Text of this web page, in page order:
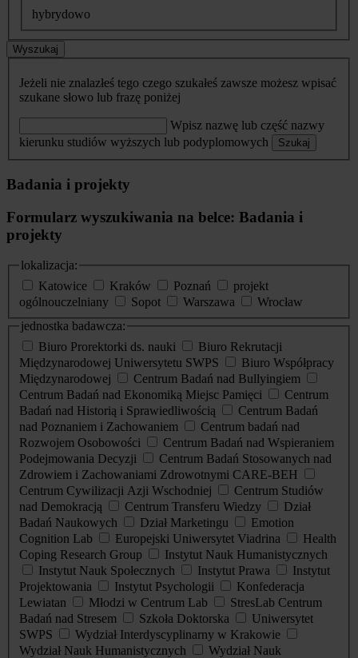
hybrydowo
Wyszukaj
Jeżeli nie znalazłeś tego czego szukałeś zawsze możesz wpisać
szukane słowo lub frazę poniżej
Wpisz nazwę lub część nazwy
kierunku studiów wyższych lub podyplomowych
Szukaj
Badania i projekty
Formularz wyszukiwania na belce: Badania i
projekty
lokalizacja:
Katowice
Kraków Poznań
projekt
ogólnouczelniany
Sopot Warszawa
Wrocław
jednostka badawcza:
Biuro Prorektorki ds. nauki
Biuro Rekrutacji
Międzynarodowej Uniwersytetu SWPS
Biuro Współpracy
Międzynarodowej
Centrum Badań nad Bullyingiem
Centrum Badań nad Ekonomiką Miejsc Pamięci
Centrum
Badań nad Historią i Sprawiedliwością
Centrum Badań
nad Poznaniem i Zachowaniem
Centrum badań nad
Rozwojem Osobowości
Centrum Badań nad Wspieraniem
Podejmowania Decyzji
Centrum Badań Stosowanych nad
Zdrowiem i Zachowaniami Zdrowotnymi CARE-BEH
Centrum Cywilizacji Azji Wschodniej
Centrum Studiów
nad Demokracją
Centrum Transferu Wiedzy
Dział
Badań Naukowych
Dział Marketingu
Emotion
Cognition Lab
Europejski Uniwersytet Viadrina
Health
Coping Research Group
Instytut Nauk Humanistycznych
Instytut Nauk Społecznych
Instytut Prawa
Instytut
Projektowania
Instytut Psychologii
Konfederacja
Lewiatan
Młodzi w Centrum Lab
StresLab Centrum
Badań nad Stresem
Szkoła Doktorska
Uniwersytet
SWPS
Wydział Interdyscyplinarny w Krakowie
Wydział Nauk Humanistycznych
Wydział Nauk